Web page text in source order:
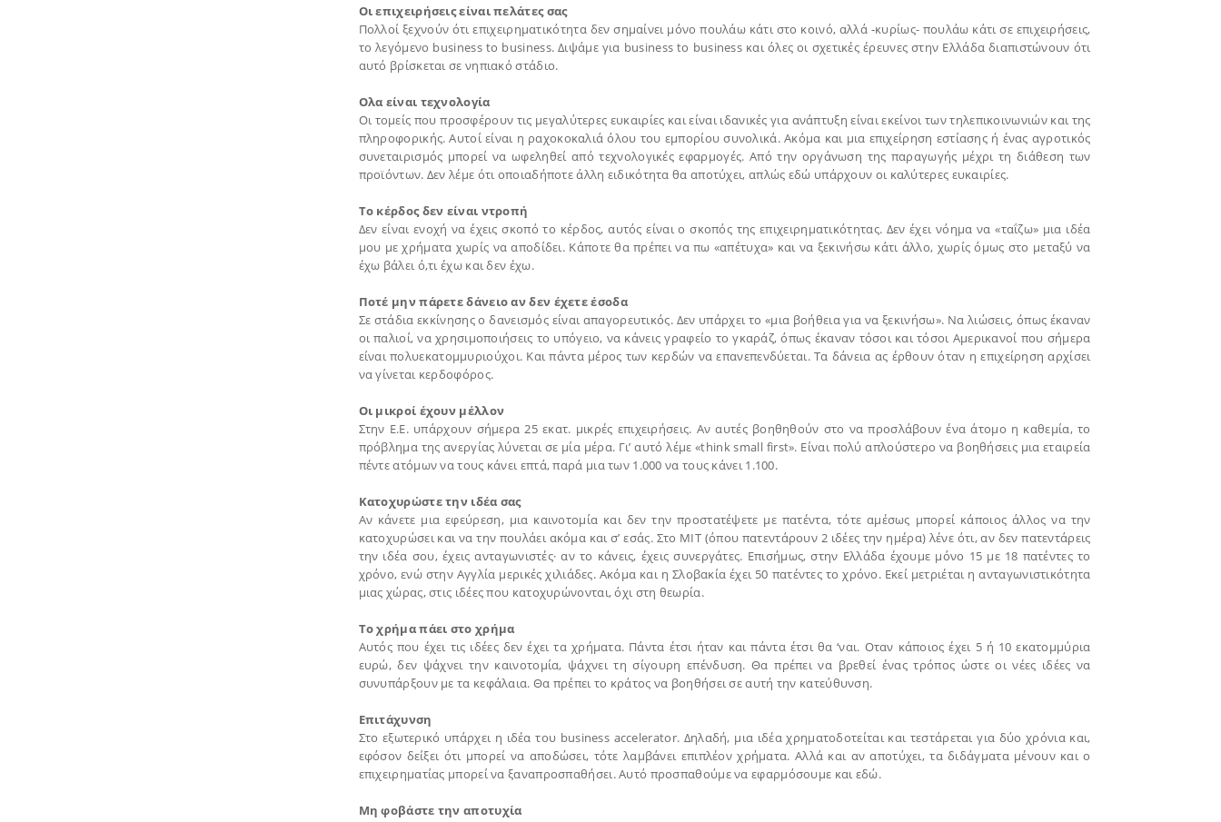
Οι επιχειρήσεις είναι πελάτες σας
Πολλοί ξεχνούν ότι επιχειρηματικότητα δεν σημαίνει μόνο πουλάω κάτι στο κοινό, αλλά -κυρίως- πουλάω κάτι σε επιχειρήσεις,
το λεγόμενο business to business. Διψάμε για business to business και όλες οι σχετικές έρευνες στην Ελλάδα διαπιστώνουν ότι
αυτό βρίσκεται σε νηπιακό στάδιο.
Ολα είναι τεχνολογία
Οι τομείς που προσφέρουν τις μεγαλύτερες ευκαιρίες και είναι ιδανικές για ανάπτυξη είναι εκείνοι των τηλεπικοινωνιών και της
πληροφορικής. Αυτοί είναι η ραχοκοκαλιά όλου του εμπορίου συνολικά. Ακόμα και μια επιχείρηση εστίασης ή ένας αγροτικός
συνεταιρισμός μπορεί να ωφεληθεί από τεχνολογικές εφαρμογές. Από την οργάνωση της παραγωγής μέχρι τη διάθεση των
προϊόντων. Δεν λέμε ότι οποιαδήποτε άλλη ειδικότητα θα αποτύχει, απλώς εδώ υπάρχουν οι καλύτερες ευκαιρίες.
Το κέρδος δεν είναι ντροπή
Δεν είναι ενοχή να έχεις σκοπό το κέρδος, αυτός είναι ο σκοπός της επιχειρηματικότητας. Δεν έχει νόημα να «ταΐζω» μια ιδέα
μου με χρήματα χωρίς να αποδίδει. Κάποτε θα πρέπει να πω «απέτυχα» και να ξεκινήσω κάτι άλλο, χωρίς όμως στο μεταξύ να
έχω βάλει ό,τι έχω και δεν έχω.
Ποτέ μην πάρετε δάνειο αν δεν έχετε έσοδα
Σε στάδια εκκίνησης ο δανεισμός είναι απαγορευτικός. Δεν υπάρχει το «μια βοήθεια για να ξεκινήσω». Να λιώσεις, όπως έκαναν
οι παλιοί, να χρησιμοποιήσεις το υπόγειο, να κάνεις γραφείο το γκαράζ, όπως έκαναν τόσοι και τόσοι Αμερικανοί που σήμερα
είναι πολυεκατομμυριούχοι. Και πάντα μέρος των κερδών να επανεπενδύεται. Τα δάνεια ας έρθουν όταν η επιχείρηση αρχίσει
να γίνεται κερδοφόρος.
Οι μικροί έχουν μέλλον
Στην Ε.Ε. υπάρχουν σήμερα 25 εκατ. μικρές επιχειρήσεις. Αν αυτές βοηθηθούν στο να προσλάβουν ένα άτομο η καθεμία, το
πρόβλημα της ανεργίας λύνεται σε μία μέρα. Γι’ αυτό λέμε «think small first». Είναι πολύ απλούστερο να βοηθήσεις μια εταιρεία
πέντε ατόμων να τους κάνει επτά, παρά μια των 1.000 να τους κάνει 1.100.
Κατοχυρώστε την ιδέα σας
Αν κάνετε μια εφεύρεση, μια καινοτομία και δεν την προστατέψετε με πατέντα, τότε αμέσως μπορεί κάποιος άλλος να την
κατοχυρώσει και να την πουλάει ακόμα και σ’ εσάς. Στο ΜΙΤ (όπου πατεντάρουν 2 ιδέες την ημέρα) λένε ότι, αν δεν πατεντάρεις
την ιδέα σου, έχεις ανταγωνιστές· αν το κάνεις, έχεις συνεργάτες. Επισήμως, στην Ελλάδα έχουμε μόνο 15 με 18 πατέντες το
χρόνο, ενώ στην Αγγλία μερικές χιλιάδες. Ακόμα και η Σλοβακία έχει 50 πατέντες το χρόνο. Εκεί μετριέται η ανταγωνιστικότητα
μιας χώρας, στις ιδέες που κατοχυρώνονται, όχι στη θεωρία.
Το χρήμα πάει στο χρήμα
Αυτός που έχει τις ιδέες δεν έχει τα χρήματα. Πάντα έτσι ήταν και πάντα έτσι θα ‘ναι. Οταν κάποιος έχει 5 ή 10 εκατομμύρια
ευρώ, δεν ψάχνει την καινοτομία, ψάχνει τη σίγουρη επένδυση. Θα πρέπει να βρεθεί ένας τρόπος ώστε οι νέες ιδέες να
συνυπάρξουν με τα κεφάλαια. Θα πρέπει το κράτος να βοηθήσει σε αυτή την κατεύθυνση.
Επιτάχυνση
Στο εξωτερικό υπάρχει η ιδέα του business accelerator. Δηλαδή, μια ιδέα χρηματοδοτείται και τεστάρεται για δύο χρόνια και,
εφόσον δείξει ότι μπορεί να αποδώσει, τότε λαμβάνει επιπλέον χρήματα. Αλλά και αν αποτύχει, τα διδάγματα μένουν και ο
επιχειρηματίας μπορεί να ξαναπροσπαθήσει. Αυτό προσπαθούμε να εφαρμόσουμε και εδώ.
Μη φοβάστε την αποτυχία